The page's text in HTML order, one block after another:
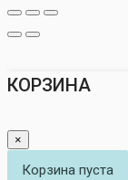
КОРЗИНА
×
Корзина пуста